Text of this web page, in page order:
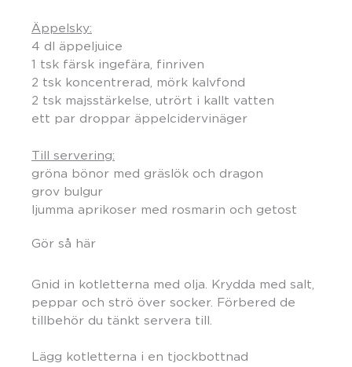
Äppelsky:
4 dl äppeljuice
1 tsk färsk ingefära, finriven
2 tsk koncentrerad, mörk kalvfond
2 tsk majsstärkelse, utrört i kallt vatten
ett par droppar äppelcidervinäger
Till servering:
gröna bönor med gräslök och dragon
grov bulgur
ljumma aprikoser med rosmarin och getost
Gör så här
Gnid in kotletterna med olja. Krydda med salt,
peppar och strö över socker. Förbered de
tillbehör du tänkt servera till.
Lägg kotletterna i en tjockbottnad